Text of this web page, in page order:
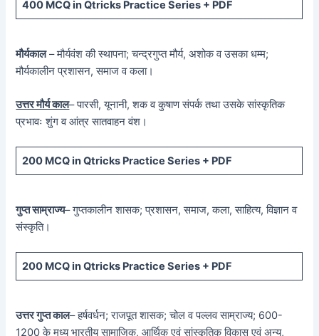
400 MCQin Qtricks Practice Series + PDF
मौर्यकाल– मौर्यवंश की स्थापना; चन्द्रगुप्त मौर्य, अशोक व उसका धम्म;
मौर्यकालीन प्रशासन, समाज व कला।
उत्तर मौर्य काल– पारसी, यूनानी, शक व कुषाण संपर्क तथा उसके सांस्कृतिक
प्रभावः शुंग व आंत्र सातवाहन वंश।
200 MCQ in Qtricks Practice Series + PDF
गुप्त साम्राज्य– गुप्तकालीन शासक; प्रशासन, समाज, कला, साहित्य, विज्ञान व
संस्कृति।
200 MCQ in Qtricks Practice Series + PDF
उत्तर गुप्त काल– हर्षवर्धन; राजपूत शासक; चोल व पल्लव साम्राज्य; 600-
1200 के मध्य भारतीय सामाजिक, आर्थिक एवं सांस्कृतिक विकास एवं अन्य,